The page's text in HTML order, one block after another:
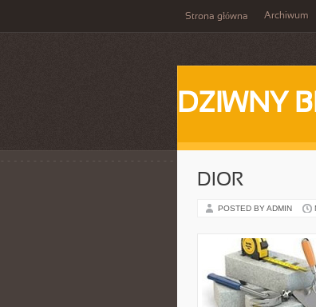
Strona główna Archiwum
DZIWNY
DIOR
POSTED BY ADMIN